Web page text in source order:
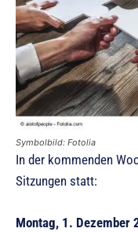
Symbolbild: Fotolia
In der kommenden
Sitzungen statt:
Montag, 1. Dezember